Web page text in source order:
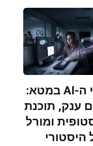
עידן סוכני ה-AI במטא:
ענק, תוכנת
ומורל